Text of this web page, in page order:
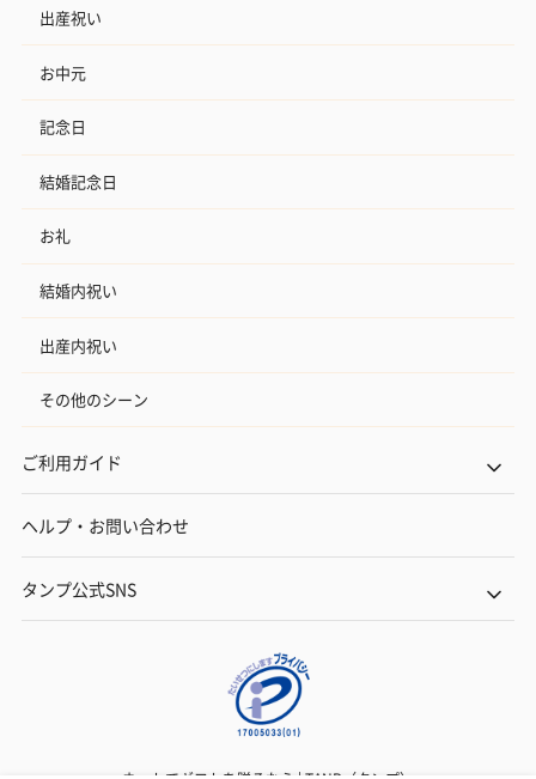
出産祝い
お中元
記念日
結婚記念日
お礼
結婚内祝い
出産内祝い
その他のシーン
ご利用ガイド
ヘルプ・お問い合わせ
タンプ公式SNS